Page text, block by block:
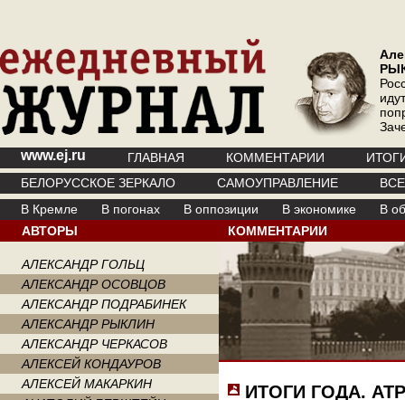
www.ej.ru ГЛАВНАЯ КОММЕНТАРИИ
БЕЛОРУССКОЕ ЗЕРКАЛО
САМОУПРАВЛЕНИЕ
В Кремле
В погонах В оппозиции В экономике
В
АВТОРЫ
АЛЕКСАНДР ГОЛЬЦ
АЛЕКСАНДР ОСОВЦОВ
АЛЕКСАНДР ПОДРАБИНЕК
АЛЕКСАНДР РЫКЛИН
АЛЕКСАНДР ЧЕРКАСОВ
АЛЕКСЕЙ КОНДАУРОВ
АЛЕКСЕЙ МАКАРКИН
КОММЕНТАРИИ
ИТОГИ ГОДА.